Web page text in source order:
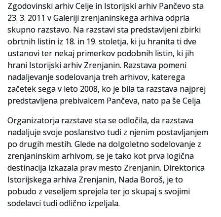
Za ustvarjalce
Strokovna usposabljanja za uslužbence
Gradivo
Register ustvarjalcev
Arhivske škatle
Slovenski elektronski arhiv
Anonimka
Virtualni.ZAC
Publikacije
Zgodovinski arhiv Celje in Istorijski arhiv Pančevo sta
23. 3. 2011 v Galeriji zrenjaninskega arhiva odprla
skupno razstavo. Na razstavi sta predstavljeni zbirki
obrtnih listin iz 18. in 19. stoletja, ki ju hranita ti dve
ustanovi ter nekaj primerkov podobnih listin, ki jih
hrani Istorijski arhiv Zrenjanin. Razstava pomeni
nadaljevanje sodelovanja treh arhivov, katerega
začetek sega v leto 2008, ko je bila ta razstava najprej
predstavljena prebivalcem Pančeva, nato pa še Celja.
Organizatorja razstave sta se odločila, da razstava
nadaljuje svoje poslanstvo tudi z njenim postavljanjem
po drugih mestih. Glede na dolgoletno sodelovanje z
zrenjaninskim arhivom, se je tako kot prva logična
destinacija izkazala prav mesto Zrenjanin. Direktorica
Istorijskega arhiva Zrenjanin, Nada Boroš, je to
pobudo z veseljem sprejela ter jo skupaj s svojimi
sodelavci tudi odlično izpeljala.